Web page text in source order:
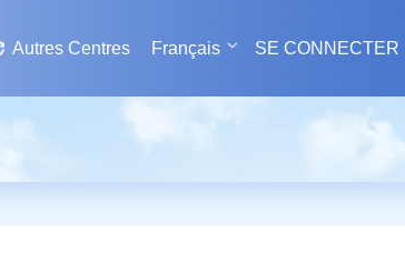
Autres Centres Français SE CONNECTER